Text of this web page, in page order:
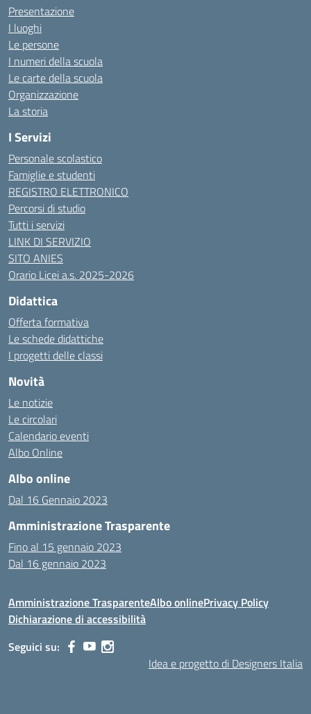
Presentazione
I luoghi
Le persone
I numeri della scuola
Le carte della scuola
Organizzazione
La storia
I Servizi
Personale scolastico
Famiglie e studenti
REGISTRO ELETTRONICO
Percorsi di studio
Tutti i servizi
LINK DI SERVIZIO
SITO ANIES
Orario Licei a.s. 2025-2026
Didattica
Offerta formativa
Le schede didattiche
I progetti delle classi
Novità
Le notizie
Le circolari
Calendario eventi
Albo Online
Albo online
Dal 16 Gennaio 2023
Amministrazione Trasparente
Fino al 15 gennaio 2023
Dal 16 gennaio 2023
Amministrazione TrasparenteAlbo onlinePrivacy Policy
Dichiarazione di accessibilità
Seguici su:
Idea e progetto di Designers Italia